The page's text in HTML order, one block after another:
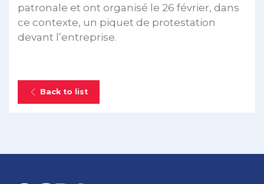
patronale et ont organisé le 26 février, dans
ce contexte, un piquet de protestation
devant l’entreprise.
Back to list